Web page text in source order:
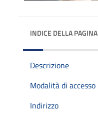
INDICE DELLA PAGINA
Descrizione
Modalità di accesso
Indirizzo